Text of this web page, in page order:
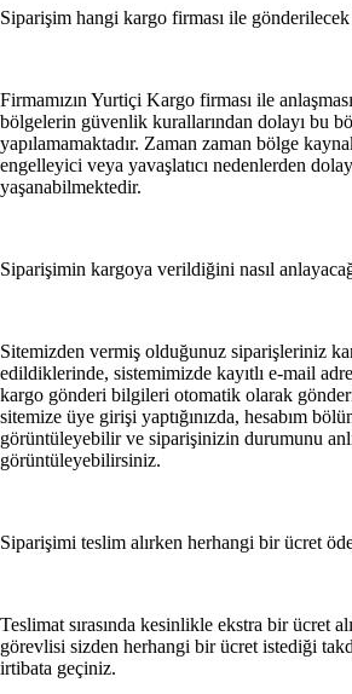
Köpek
Balık
Hamster & Tavşan
Kuş
Takı
Mücevher ve Değerli Taş
Gözlük
Gümüş
Siparişim hangi kargo firması ile gönderilecek
Firmamızın Yurtiçi Kargo firması ile
bölgelerin güvenlik kurallarından dolayı bu
yapılamamaktadır. Zaman zaman bölge
engelleyici veya yavaşlatıcı nedenlerden
yaşanabilmektedir.
Siparişimin kargoya verildiğini nasıl
Sitemizden vermiş olduğunuz siparişleriniz
edildiklerinde, sistemimizde kayıtlı e-mail
kargo gönderi bilgileri otomatik olarak
sitemize üye girişi yaptığınızda, hesabım
görüntüleyebilir ve siparişinizin durumunu
görüntüleyebilirsiniz.
Siparişimi teslim alırken herhangi bir ücret
Teslimat sırasında kesinlikle ekstra bir ücret
görevlisi sizden herhangi bir ücret istediği
irtibata geçiniz.